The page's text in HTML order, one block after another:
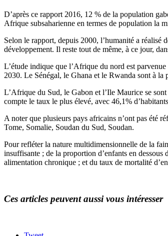
D’après ce rapport 2016, 12 % de la population
Afrique subsaharienne en termes de population la
Selon le rapport, depuis 2000, l’humanité a réalisé
développement. Il reste tout de même, à ce jour,
L’étude indique que l’Afrique du nord est
2030. Le Sénégal, le Ghana et le Rwanda sont à
L’Afrique du Sud, le Gabon et l’Ile Maurice se
compte le taux le plus élevé, avec 46,1%
A noter que plusieurs pays africains n’ont pas été
Tome, Somalie, Soudan du Sud, Soudan.
Pour refléter la nature multidimensionnelle de la
insuffisante ; de la proportion d’enfants en
alimentation chronique ; et du taux de mortalité
Ces articles peuvent aussi vous intéresser